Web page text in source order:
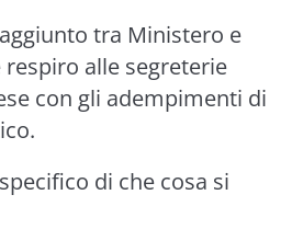
tra Ministero e
alle segreterie
con gli adempimenti di
di che cosa si